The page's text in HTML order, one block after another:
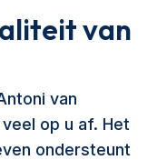
van
van
op u af. Het
ondersteunt